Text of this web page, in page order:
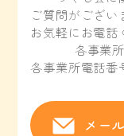
ご質問がござい
お気軽にお電話
各事業
各事業所電話番
メー